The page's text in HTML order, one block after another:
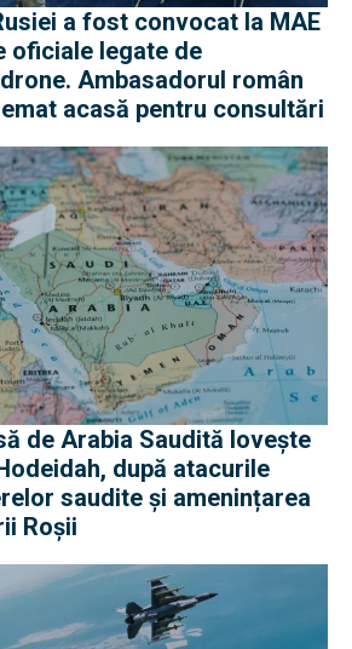
a fost convocat la MAE
oficiale legate de
Ambasadorul român
acasă pentru consultări
de Arabia Saudită lovește
după atacurile
saudite și amenințarea
Roșii